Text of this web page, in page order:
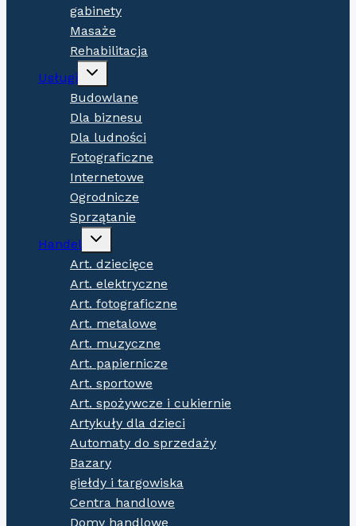
gabinety
Masaże
Rehabilitacja
Usługi
Expand
menu
Budowlane
Dla biznesu
Dla ludności
Fotograficzne
Internetowe
Ogrodnicze
Sprzątanie
Handel
Expand
menu
Art. dziecięce
Art. elektryczne
Art. fotograficzne
Art. metalowe
Art. muzyczne
Art. papiernicze
Art. sportowe
Art. spożywcze i cukiernie
Artykuły dla dzieci
Automaty do sprzedaży
Bazary
giełdy i targowiska
Centra handlowe
Domy handlowe